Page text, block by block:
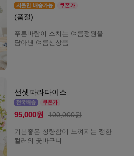
(품절)
푸른바람이 스치는 여름정원을
담아낸 여름신상품
선셋파라다이스
95,000원 100,000원
기분좋은 청량함이 느껴지는 쨍한
컬러의 꽃바구니